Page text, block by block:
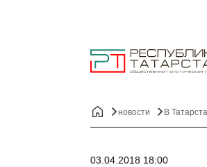
новости В
03.04.2018 18:00